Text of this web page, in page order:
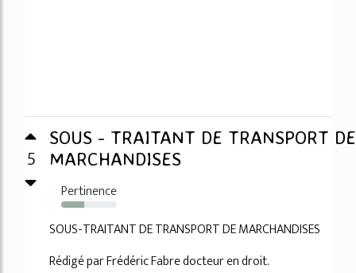
5
SOUS - TRAITANT DE TRANSPORT DE
MARCHANDISES
Pertinence
42%
SOUS-TRAITANT DE TRANSPORT DE MARCHANDISES
Rédigé par Frédéric Fabre docteur en droit.